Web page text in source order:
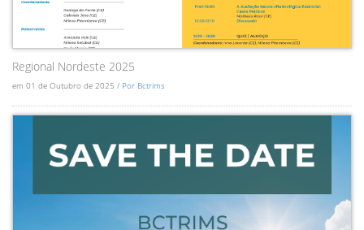
Regional Nordeste 2025
em 01 de Outubro de 2025 / Por Bctrims